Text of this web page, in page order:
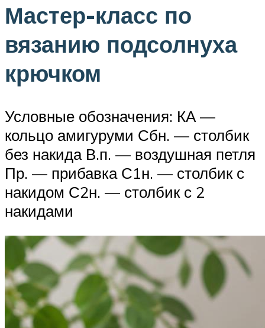
Мастер-класс по
вязанию подсолнуха
крючком
Условные обозначения: КА —
кольцо амигуруми Сбн. — столбик
без накида В.п. — воздушная петля
Пр. — прибавка С1н. — столбик с
накидом С2н. — столбик с 2
накидами